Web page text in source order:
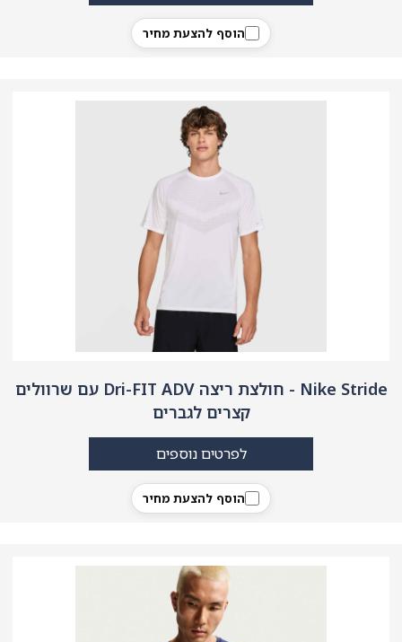
הוסף להצעת מחיר
Nike Stride - חולצת ריצה Dri-FIT ADV עם שרוולים
קצרים לגברים
הוסף להצעת מחיר
לפרטים נוספים